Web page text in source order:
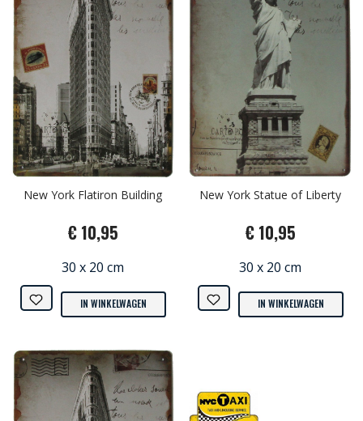
New York Flatiron Building
€ 10,95
30 x 20 cm
IN WINKELWAGEN
New York Statue of Liberty
€ 10,95
30 x 20 cm
IN WINKELWAGEN